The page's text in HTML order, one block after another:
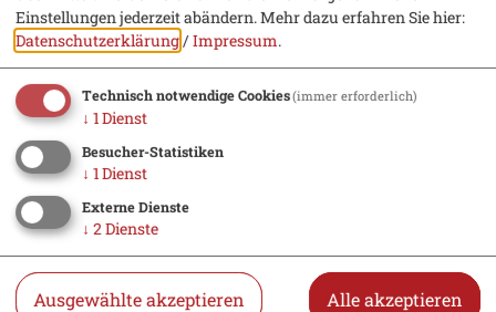
Möchten Sie von „OpenStreetMap/Leaflet“
bereitgestellte externe Inhalte laden?
Immer
Treffpunkt: Bräustüberl
Brauerei Schattenhofer
Hauptstraße 44
92339 Beilngries
Einstellungen jederzeit abändern.Mehr dazu erfahren Sie hier:
Datenschutzerklärung/Impressum.
Technisch notwendige Cookies(immer erforderlich)
↓ 1Dienst
Besucher-Statistiken
↓ 1Dienst
Externe Dienste
↓ 2 Dienste
Ausgewählte akzeptieren Alle akzeptieren